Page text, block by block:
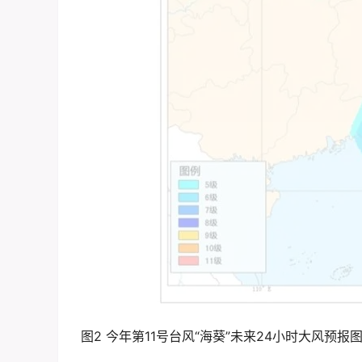
图2 今年第11号台风“海葵”未来24小时大风预报图